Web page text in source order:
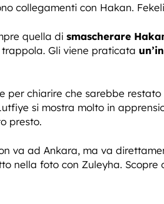
collegamenti con Hakan.
quella di smascherare
Gli viene praticata
per chiarire che sarebbe
si mostra molto in
presto.
va ad Ankara, ma va
nella foto con Zuleyha. Scopre